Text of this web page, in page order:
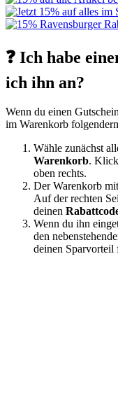
❓ Ich habe
ich ihn an?
Wenn du einen
im Warenkorb
Wähle zunächst
Warenkorb.
oben rechts.
Der Warenkorb
Auf der rechten
deinen
Wenn du ihn
den
deinen Sparvorteil